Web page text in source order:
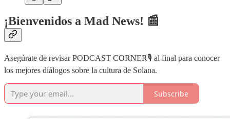
¡Bienvenidos a Mad News! 📰
Asegúrate de revisar PODCAST CORNER🎙️ al final para conocer
los mejores diálogos sobre la cultura de Solana.
Subscribe